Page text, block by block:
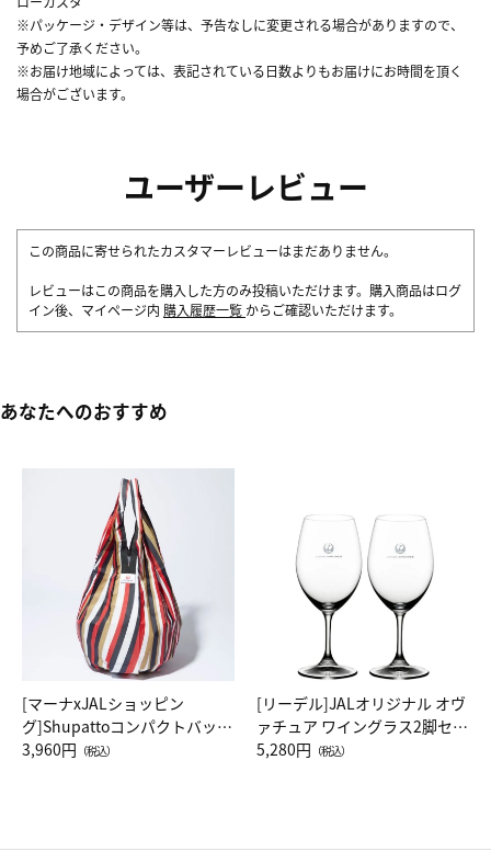
※パッケージ・デザイン等は、予告なしに変更される場合がありますので、
予めご了承ください。
※お届け地域によっては、表記されている日数よりもお届けにお時間を頂く
場合がございます。
ユーザーレビュー
この商品に寄せられたカスタマーレビューはまだありません。
レビューはこの商品を購入した方のみ投稿いただけます。購入商品はログ
イン後、マイページ内 購入履歴一覧 からご確認いただけます。
あなたへのおすすめ
[マーナxJALショッピン
グ]Shupattoコンパクトバッグ
Drop JAL客室乗務員（LC）ス
3,960円 （税込）
[リーデル]JALオリジナル オヴ
ァチュア ワイングラス2脚セッ
ト（レッドワイン）
5,280円 （税込）